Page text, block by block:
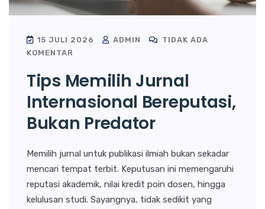
15 JULI 2026 ADMIN
TIDAK ADA
KOMENTAR
Tips Memilih Jurnal
Internasional Bereputasi,
Bukan Predator
Memilih jurnal untuk publikasi ilmiah bukan sekadar
mencari tempat terbit. Keputusan ini memengaruhi
reputasi akademik, nilai kredit poin dosen, hingga
kelulusan studi. Sayangnya, tidak sedikit yang